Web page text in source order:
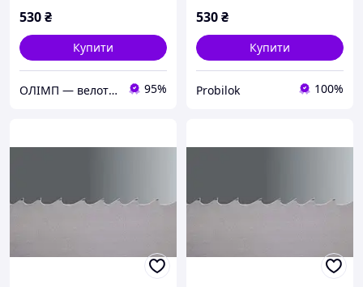
530₴
Купити
ОЛІМП — велотовари, запчастини Xiaomi та мототовари, спортивне харчування 95%
530₴
Купити
Probilok 100%